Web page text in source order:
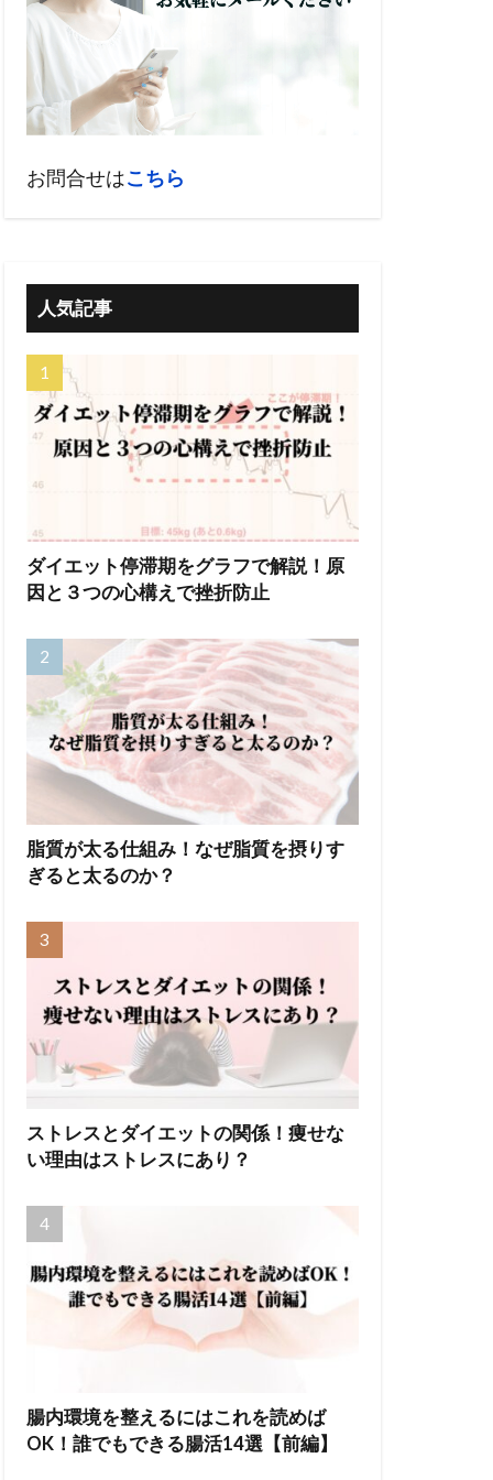
お問合せはこちら
人気記事
ダイエット停滞期をグラフで解説！原
因と３つの心構えで挫折防止
脂質が太る仕組み！なぜ脂質を摂りす
ぎると太るのか？
ストレスとダイエットの関係！痩せな
い理由はストレスにあり？
腸内環境を整えるにはこれを読めば
OK！誰でもできる腸活14選【前編】